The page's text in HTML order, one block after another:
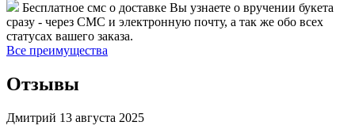
Бесплатное смс о доставке Вы узнаете о вручении букета
сразу - через СМС и электронную почту, а так же обо всех
статусах вашего заказа.
Все преимущества
Отзывы
Дмитрий 13 августа 2025